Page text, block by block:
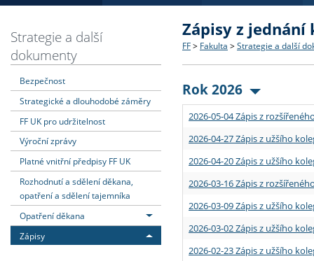
Dozvědět se více
Struktura a historie
Strategie a další
Podpora a benefity pro
Absolventi fakulty
Podat přihlášku
Co studovat a jak se
Učitelské studijní
Informace k průběhu
Dozvědět se více
Bakalářské a magisterské
Doktorské studium
Rigorózní řízení
Dozvědět se více
O vědě a výzkumu na FF
Akademické kvalifikace
Granty a projekty
Dozvědět se více
Aktuální nabídky a
Vyjíždějící studenti
Přijíždějící studenti
Vyjíždějící zaměstnanci
Strategie a další
dokumenty
Bezpečnost
Strategické a dlouhodobé záměry
FF UK pro udržitelnost
Výroční zprávy
Platné vnitřní předpisy FF UK
Rozhodnutí a sdělení děkana,
opatření a sdělení tajemníka
Opatření děkana
Zápisy
Zápisy z jednání
FF > Fakulta > Strategie a další
Rok 2026
2026-05-04 Zápis z
2026-04-27 Zápis z užšího
2026-04-20 Zápis z užšího
2026-03-16 Zápis z
2026-03-09 Zápis z užšího
2026-03-02 Zápis z užšího
2026-02-23 Zápis z užšího